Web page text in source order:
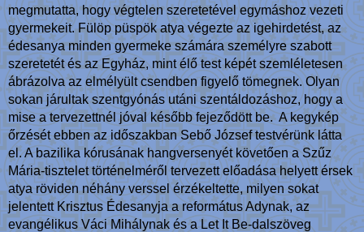
megmutatta, hogy végtelen szeretetével egymáshoz vezeti
gyermekeit. Fülöp püspök atya végezte az igehirdetést, az
édesanya minden gyermeke számára személyre szabott
szeretetét és az Egyház, mint élő test képét szemléletesen
ábrázolva az elmélyült csendben figyelő tömegnek. Olyan
sokan járultak szentgyónás utáni szentáldozáshoz, hogy a
mise a tervezettnél jóval később fejeződött be. A kegykép
őrzését ebben az időszakban Sebő József testvérünk látta
el. A bazilika kórusának hangversenyét követően a Szűz
Mária-tisztelet történelméről tervezett előadása helyett érsek
atya röviden néhány verssel érzékeltette, milyen sokat
jelentett Krisztus Édesanyja a református Adynak, az
evangélikus Váci Mihálynak és a Let It Be-dalszöveg